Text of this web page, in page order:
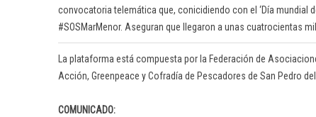
convocatoria telemática que, conicidiendo con el ‘Día mundial
#SOSMarMenor. Aseguran que llegaron a unas cuatrocientas
La plataforma está compuesta por la Federación de
Acción, Greenpeace y Cofradía de Pescadores de San Pedro del
COMUNICADO: